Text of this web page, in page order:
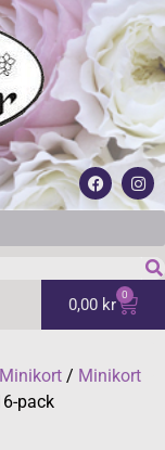
0,00 kr 0
Minikort / Minikort
pack